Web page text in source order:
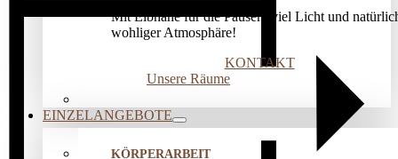
Mit Elbnähe für die Pausen, viel Licht und
wohliger Atmosphäre!
KONTAKT
Unsere Räume
EINZELANGEBOTE
KÖRPERARBEIT